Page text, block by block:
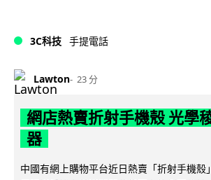
3C科技 手提電話
Lawton 23 分
網店熱賣折射手機殼 光學
器
中國有網上購物平台近日熱賣「折射手機殼